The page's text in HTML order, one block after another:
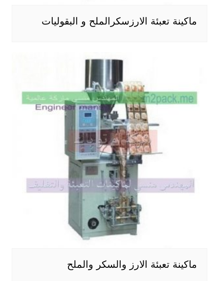
ماكينة تعبئة الارزسكرالملح و البقوليات
ماكينة تعبئة الارز والسكر والملح